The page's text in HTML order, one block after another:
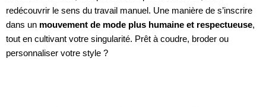
redécouvrir le sens du travail manuel. Une manière de s’inscrire
dans un mouvement de mode plus humaine et respectueuse,
tout en cultivant votre singularité. Prêt à coudre, broder ou
personnaliser votre style ?